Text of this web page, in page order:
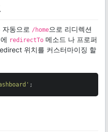
동으로 /home으로 리디렉션
에 redirectTo 메소드 나 프로퍼
위치를 커스터마이징 할
;